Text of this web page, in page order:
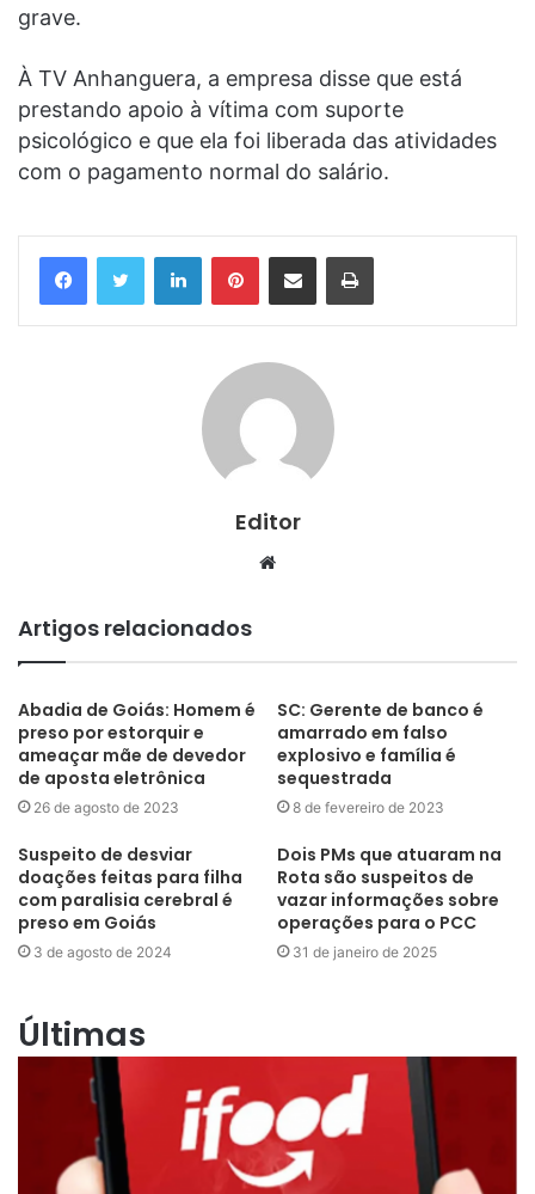
grave.
À TV Anhanguera, a empresa disse que está
prestando apoio à vítima com suporte
psicológico e que ela foi liberada das atividades
com o pagamento normal do salário.
LinkedinPinterestCompartilhar via e-mail Imprimir
Editor
Website
Artigos relacionados
Abadia de Goiás: Homem é
preso por estorquir e
ameaçar mãe de devedor
de aposta eletrônica
26 de agosto de 2023
SC: Gerente de banco é
amarrado em falso
explosivo e família é
sequestrada
8 de fevereiro de 2023
Suspeito de desviar
doações feitas para filha
com paralisia cerebral é
preso em Goiás
3 de agosto de 2024
Dois PMs que atuaram na
Rota são suspeitos de
vazar informações sobre
operações para o PCC
31 de janeiro de 2025
Últimas